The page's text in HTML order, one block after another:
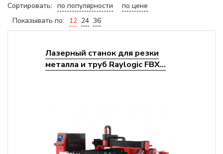
Сортировать: по популярности
по цене
Показывать по:
12 24 36
Лазерный станок для резки
металла и труб Raylogic FBX...